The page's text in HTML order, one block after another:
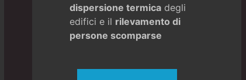
dispersione termica degli
edifici e il rilevamento di
persone scomparse